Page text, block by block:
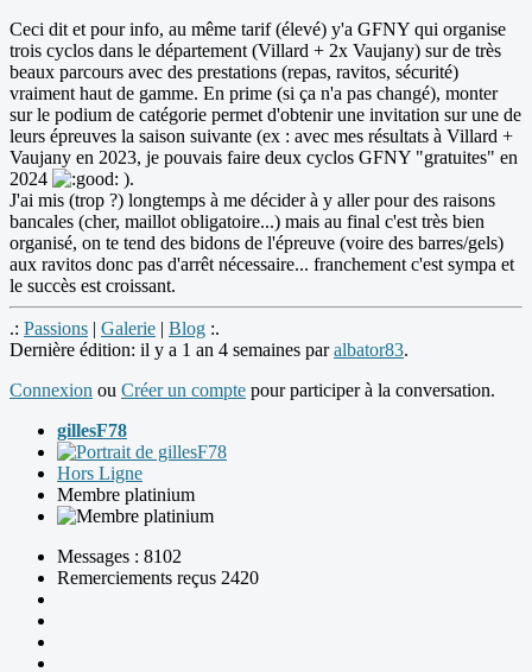
Ceci dit et pour info, au même tarif (élevé) y'a GFNY qui organise
trois cyclos dans le département (Villard + 2x Vaujany) sur de très
beaux parcours avec des prestations (repas, ravitos, sécurité)
vraiment haut de gamme. En prime (si ça n'a pas changé), monter
sur le podium de catégorie permet d'obtenir une invitation sur une de
leurs épreuves la saison suivante (ex : avec mes résultats à Villard +
Vaujany en 2023, je pouvais faire deux cyclos GFNY "gratuites" en
2024
).
J'ai mis (trop ?) longtemps à me décider à y aller pour des raisons
bancales (cher, maillot obligatoire...) mais au final c'est très bien
organisé, on te tend des bidons de l'épreuve (voire des barres/gels)
aux ravitos donc pas d'arrêt nécessaire... franchement c'est sympa et
le succès est croissant.
.: Passions | Galerie | Blog :.
Dernière édition: il y a 1 an 4 semaines paralbator83.
Connexion ou Créer un compte pour participer à la conversation.
gillesF78
Hors Ligne
Membre platinium
Messages : 8102
Remerciements reçus 2420